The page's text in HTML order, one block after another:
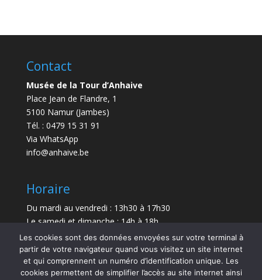
Contact
Musée de la Tour d’Anhaive
Place Jean de Flandre, 1
5100 Namur (Jambes)
Tél. : 0479 15 31 91
Via WhatsApp
info@anhaive.be
Horaire
Du mardi au vendredi : 13h30 à 17h30
Le samedi et dimanche : 14h à 18h
Durée de la visite : entre 30 minutes et 1 h
Le Musée sera exceptionnellement fermé le 21 juillet
Les cookies sont des données envoyées sur votre terminal à
partir de votre navigateur quand vous visitez un site internet
et qui comprennent un numéro d’identification unique. Les
cookies permettent de simplifier l’accès au site internet ainsi